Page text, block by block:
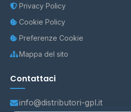
Privacy Policy
Cookie Policy
Preferenze Cookie
Mappa del sito
Contattaci
info@distributori-gpl.it